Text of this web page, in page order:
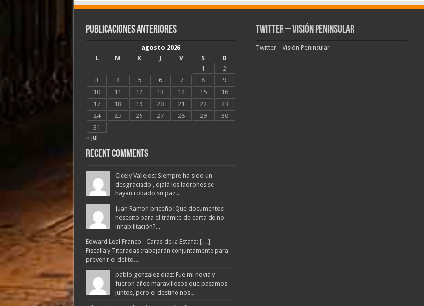
Publicaciones Anteriores
agosto 2026
L
M X J V S
D
1
2
3
4 5 6 7 8
9
10
11 12 13 14 15
16
17
18 19 20 21 22
23
24
25 26 27 28 29
30
31
« Jul
Recent Comments
Cicely Vallejos: Siempre ha sido un
desgraciado , ojalá los ladrones se
hayan robado su paz...
Juan Ramon briceño: Que documentos
nesesito para el trámite de carta de no
inhabilitación?...
Edward Leal Franco - Caras de la Estafa: […]
Fiscalía y Titeradas trabajarán conjuntamente para
prevenir el delito...
pablo gonzalez diaz: Fue mi novia y
fueron años maravillosos que pasamos
juntos, pero el destino nos...
Twitter – Visión Peninsular
Twitter – Visión Peninsular